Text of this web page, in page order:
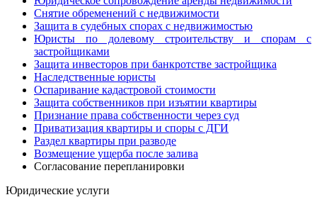
Снятие обременений с недвижимости
Защита в судебных спорах с недвижимостью
Юристы по долевому строительству и спорам с
застройщиками
Защита инвесторов при банкротстве застройщика
Наследственные юристы
Оспаривание кадастровой стоимости
Защита собственников при изъятии квартиры
Признание права собственности через суд
Приватизация квартиры и споры с ДГИ
Раздел квартиры при разводе
Возмещение ущерба после залива
Согласование перепланировки
Юридические услуги